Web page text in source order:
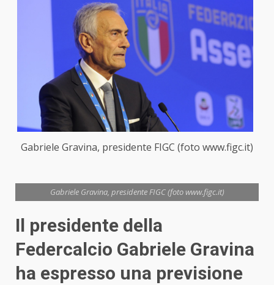
Gabriele Gravina, presidente FIGC (foto www.figc.it)
Gabriele Gravina, presidente FIGC (foto www.figc.it)
Il presidente della
Federcalcio Gabriele Gravina
ha espresso una previsione